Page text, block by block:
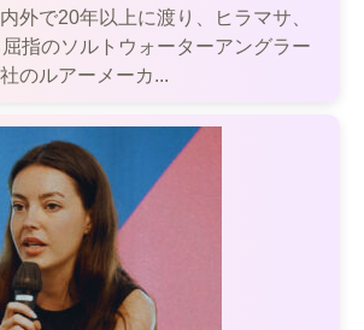
外で20年以上に渡り、ヒラマサ、
指のソルトウォーターアングラー
のルアーメーカ...